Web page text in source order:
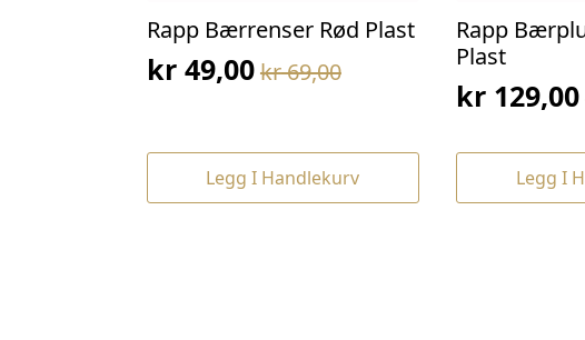
Rapp Bærrenser Rød Plast
kr69,00
Opprinnelig
var:
kr 69,00.
kr 49,00
Nåværende
er:
kr 49,00.
Legg I Handlekurv
Rapp
Plast
pris
kr
kr 129,00
pris
kr
Legg I